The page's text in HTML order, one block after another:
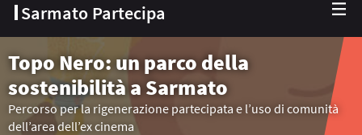
Sarmato Partecipa
Topo Nero: un parco della
sostenibilità a Sarmato
Percorso per la rigenerazione partecipata e l’uso di comunità
dell’area dell’ex cinema